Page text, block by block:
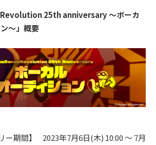
25th anniversary ～ボーカ
～」概要
ー期間】 2023年7月6日(木) 10:00 ～ 7月